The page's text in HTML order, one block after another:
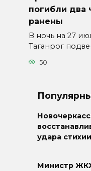
погибли два
ранены
В ночь на 27
Таганрог
50
удара стихии
Министр